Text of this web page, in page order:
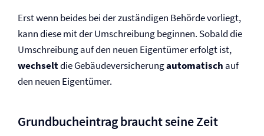
Erst wenn beides bei der zuständigen Behörde vorliegt,
kann diese mit der Umschreibung beginnen. Sobald die
Umschreibung auf den neuen Eigentümer erfolgt ist,
wechseltdie Gebäude­versicherungautomatisch auf
den neuen Eigentümer.
Grundbucheintrag braucht seine Zeit